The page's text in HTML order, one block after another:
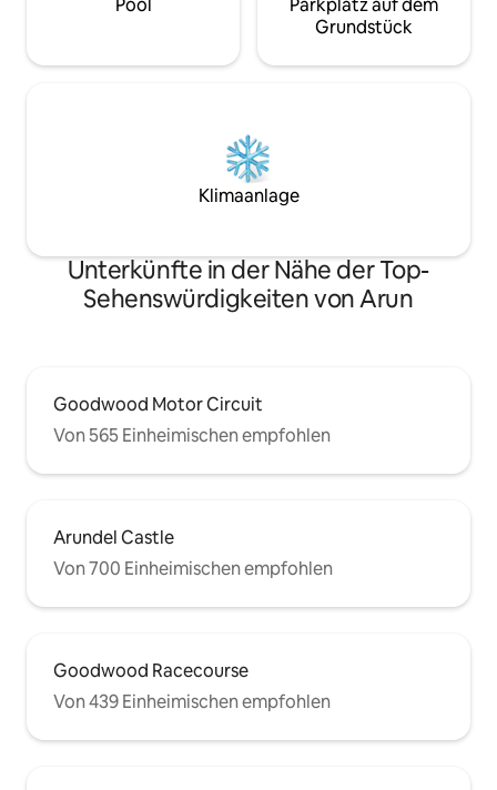
Grundstück
Klimaanlage
Unterkünfte in der Nähe der Top-
Sehenswürdigkeiten von Arun
Goodwood Motor Circuit
Von 565 Einheimischen empfohlen
Arundel Castle
Von 700 Einheimischen empfohlen
Goodwood Racecourse
Von 439 Einheimischen empfohlen